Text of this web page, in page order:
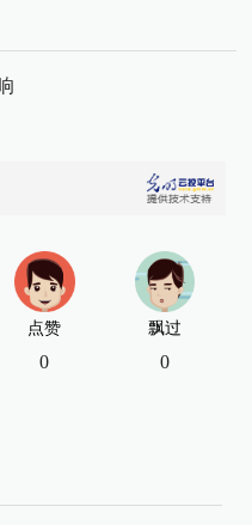
点赞
0
飘过
0